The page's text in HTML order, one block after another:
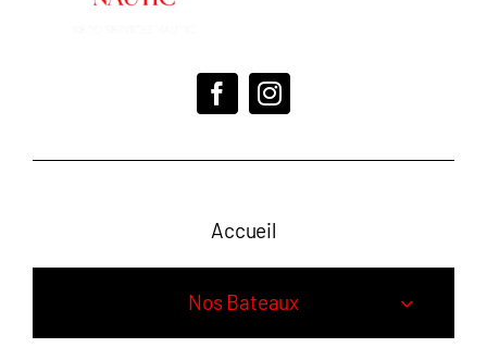
Accueil
Nos Bateaux